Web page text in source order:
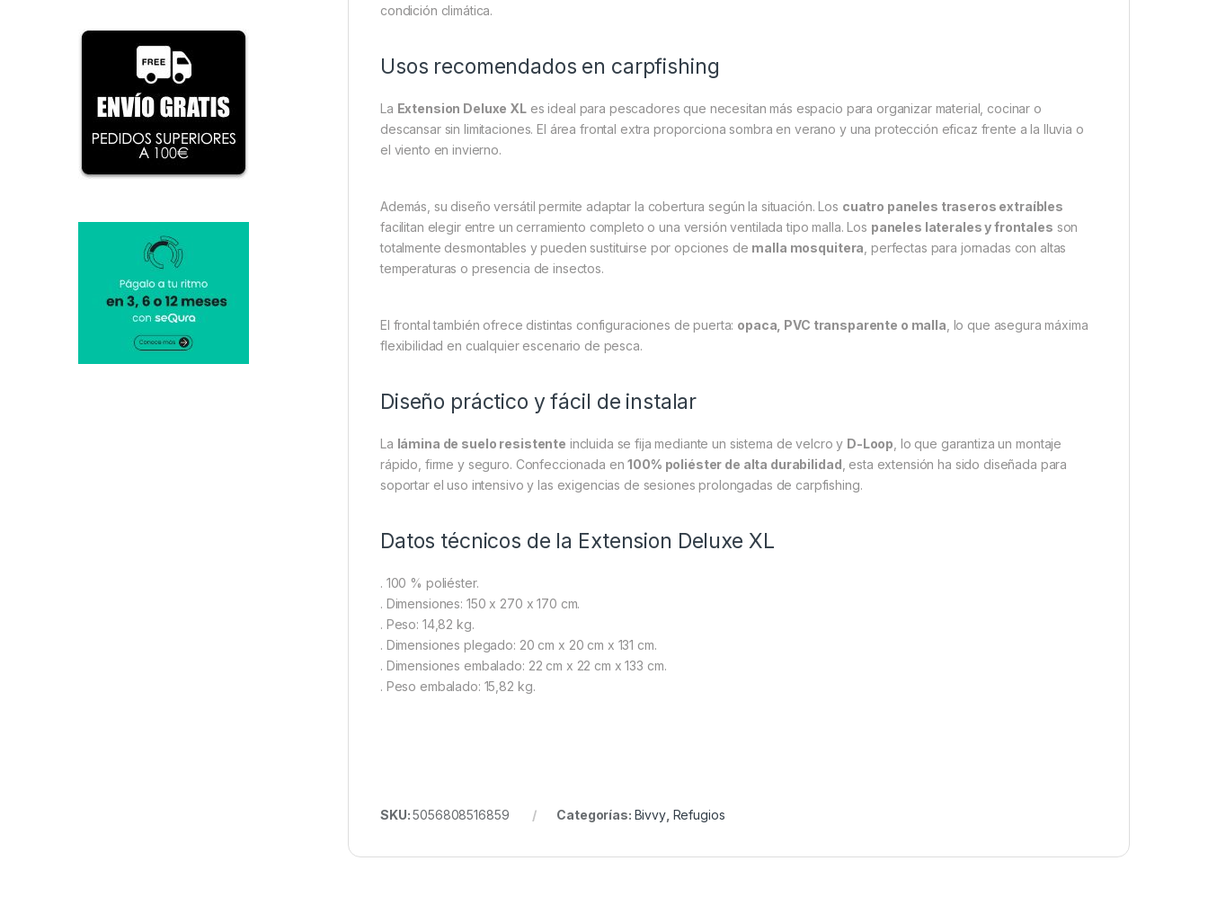
condición climática.
Usos recomendados en carpfishing
La Extension Deluxe XLes ideal para pescadores que necesitan más espacio para organizar material, cocinar o
descansar sin limitaciones. El área frontal extra proporciona sombra en verano y una protección eficaz frente a la lluvia o
el viento en invierno.
Además, su diseño versátil permite adaptar la cobertura según la situación. Los cuatro paneles traseros extraíbles
facilitan elegir entre un cerramiento completo o una versión ventilada tipo malla. Los paneles laterales y frontales son
totalmente desmontables y pueden sustituirse por opciones de malla mosquitera , perfectas para jornadas con altas
temperaturas o presencia de insectos.
El frontal también ofrece distintas configuraciones de puerta: opaca, PVC transparente o malla , lo que asegura máxima
flexibilidad en cualquier escenario de pesca.
Diseño práctico y fácil de instalar
La lámina de suelo resistente incluida se fija mediante un sistema de velcro y D-Loop , lo que garantiza un montaje
rápido, firme y seguro. Confeccionada en100% poliéster de alta durabilidad , esta extensión ha sido diseñada para
soportar el uso intensivo y las exigencias de sesiones prolongadas de carpfishing.
Datos técnicos de la Extension Deluxe XL
. 100 % poliéster.
. Dimensiones: 150 x 270 x 170 cm.
. Peso: 14,82 kg.
. Dimensiones plegado: 20 cm x 20 cm x 131 cm.
. Dimensiones embalado: 22 cm x 22 cm x 133 cm.
. Peso embalado: 15,82 kg.
SKU:5056808516859 Categorías: Bivvy, Refugios